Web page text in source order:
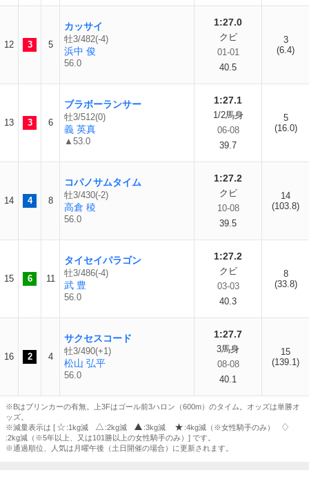
12 3 5
カッサイ
牡3/482(-4)
浜中 俊
56.0
1:27.0
クビ
01-01
40.5
3
(6.4)
13 3 6
ブラボーランサー
牡3/512(0)
義 英真
▲53.0
1:27.1
1/2馬身
06-08
39.7
5
(16.0)
14 4 8
コパノサムタイム
牡3/430(-2)
高倉 稜
56.0
1:27.2
クビ
10-08
39.5
14
(103.8)
15 6 11
タイセイパラゴン
牡3/486(-4)
武 豊
56.0
1:27.2
クビ
03-03
40.3
8
(33.8)
16 2 4
サクセスコード
牡3/490(+1)
松山 弘平
56.0
1:27.7
3馬身
08-08
40.1
15
(139.1)
※Bはブリンカーの有無。上3Fはゴール前3ハロン（600m）のタイム。オッズは単勝オ
ッズ。
※減量表示は [
:1kg減 :2kg減 :3kg減
:4kg減（※女性騎手のみ）
:2kg減（※5年以上、又は101勝以上の女性騎手のみ）] です。
※通過順位、人気は月曜午後（土日開催の場合）に更新されます。